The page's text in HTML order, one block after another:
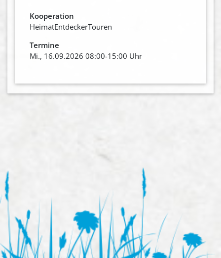
Kooperation
HeimatEntdeckerTouren
Termine
Mi., 16.09.2026 08:00-15:00 Uhr